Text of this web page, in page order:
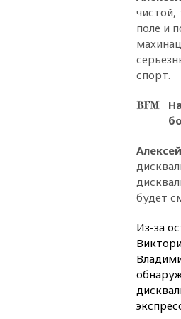
поле и
спорт.
будет
Из-за